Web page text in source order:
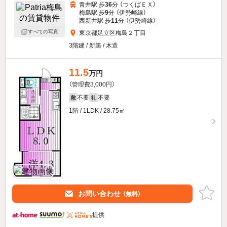
すべての写真
青井駅 歩36分 （つくばＥＸ）
梅島駅 歩9分 （伊勢崎線）
西新井駅 歩11分 （伊勢崎線）
東京都足立区梅島２丁目
3階建 / 新築 / 木造
11.5万円
（管理費3,000円）
敷 不要 礼 不要
1階 / 1LDK / 28.75㎡
お問い合わせ （無料）
提供